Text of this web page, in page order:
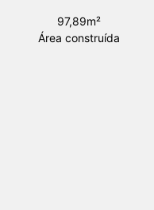
97,89m²
Área construída